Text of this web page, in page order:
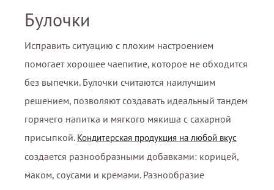
Булочки
Исправить ситуацию с плохим настроением
помогает хорошее чаепитие, которое не обходится
без выпечки. Булочки считаются наилучшим
решением, позволяют создавать идеальный тандем
горячего напитка и мягкого мякиша с сахарной
присыпкой. Кондитерская продукция на любой вкус
создается разнообразными добавками: корицей,
маком, соусами и кремами. Разнообразие